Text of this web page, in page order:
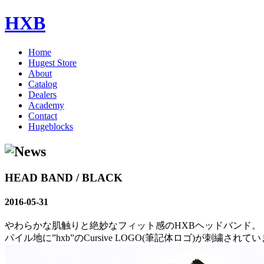
HXB
Home
Hugest Store
About
Catalog
Dealers
Academy
Contact
Hugeblocks
HEAD BAND / BLACK
2016-05-31
やわらかな肌触りと絶妙なフィット感のHXBヘッドバンド。
パイル地に”hxb”のCursive LOGO(筆記体ロゴ)が刺繍されてい